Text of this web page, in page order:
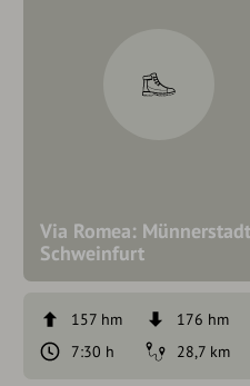
Via Romea:
Schweinfurt
157 hm
176 hm
7:30 h
28,7 km